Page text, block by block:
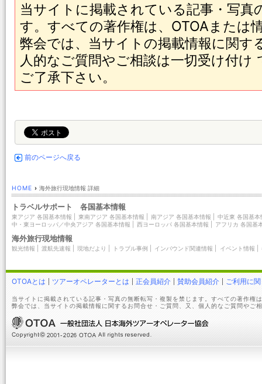
当サイトに掲載されている記事・写真
す。すべての著作権は、OTOAまたは
弊会では、当サイトの掲載情報に関す
人的なご質問やご相談は一切受け付
ご了承下さい。
前のページへ戻る
HOME › 海外旅行現地情報 詳細
トラベルサポート 各国基本情報
東アジア 各国基本情報 東南アジア 各国基本情報 南アジア 各国基本情報
中近東 各国基本
中・東ヨーロッパ／中央アジア 各国基本情報
西ヨーロッパ 各国基本情報 アフリカ 各国基
海外旅行現地情報
観光情報 渡航先速報 現地だより トラブル事例 インバウンド関連情報 イベント情報
OTOAとは ツアーオペレーターとは 正会員紹介 賛助会員紹介 ご利用に
当サイトに掲載されている記事・写真の無断転写・複製を禁じます。すべての著作権
弊会では、当サイトの掲載情報に関するお問合せ・ご質問、又、個人的なご質問やご